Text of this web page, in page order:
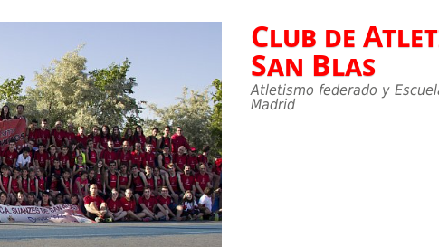
Club de
San Blas
Atletismo federado y
Madrid